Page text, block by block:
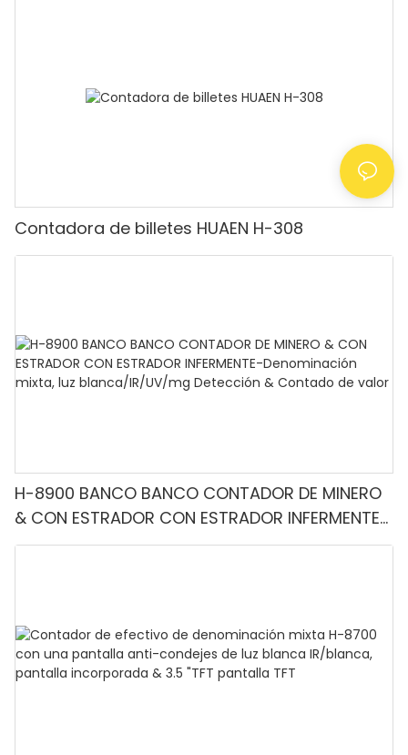
Contadora de billetes HUAEN H-308
H-8900 BANCO BANCO CONTADOR DE MINERO
& CON ESTRADOR CON ESTRADOR INFERMENTE-
Denominación mixta, luz blanca/IR/UV/mg